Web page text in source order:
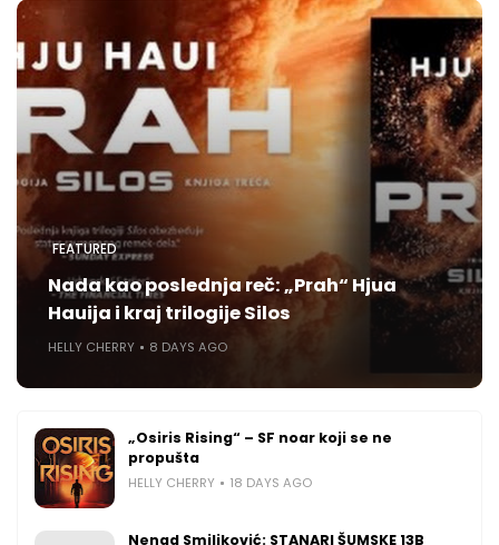
FEATURED
Nada kao poslednja reč: „Prah“ Hjua
Hauija i kraj trilogije Silos
HELLY CHERRY 8 DAYS AGO
„Osiris Rising“ – SF noar koji se ne
propušta
HELLY CHERRY 18 DAYS AGO
Nenad Smiljković: STANARI ŠUMSKE 13B